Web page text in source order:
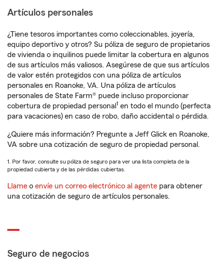
Artículos personales
¿Tiene tesoros importantes como coleccionables, joyería,
equipo deportivo y otros? Su póliza de seguro de propietarios
de vivienda o inquilinos puede limitar la cobertura en algunos
de sus artículos más valiosos. Asegúrese de que sus artículos
de valor estén protegidos con una póliza de artículos
personales en Roanoke, VA. Una póliza de artículos
personales de State Farm® puede incluso proporcionar
cobertura de propiedad personal 1 en todo el mundo (perfecta
para vacaciones) en caso de robo, daño accidental o pérdida.
¿Quiere más información? Pregunte a Jeff Glick en Roanoke,
VA sobre una cotización de seguro de propiedad personal.
1. Por favor, consulte su póliza de seguro para ver una lista completa de la
propiedad cubierta y de las pérdidas cubiertas.
Llame o envíe un correo electrónico al agente para obtener
una cotización de seguro de artículos personales.
Seguro de negocios